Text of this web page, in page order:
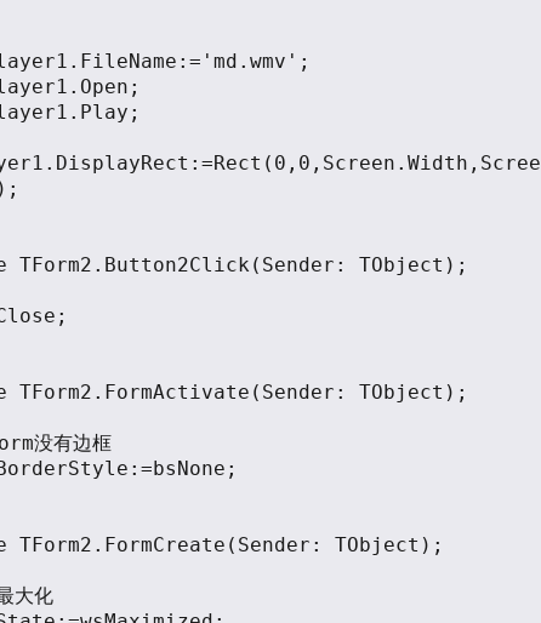
TForm2.Button2Click(Sender: TObject);
TForm2.FormActivate(Sender: TObject);
TForm2.FormCreate(Sender: TObject);